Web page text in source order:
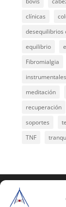
clínicas
desequilibrios
equilibrio
Fibromialgia
instrumentales
meditación
recuperación
soportes
TNF